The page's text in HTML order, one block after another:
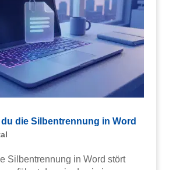
die Silbentrennung in Word
Silbentrennung in Word stört